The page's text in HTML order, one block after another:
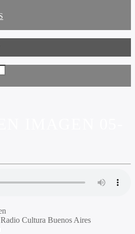
Cultura Buenos Aires